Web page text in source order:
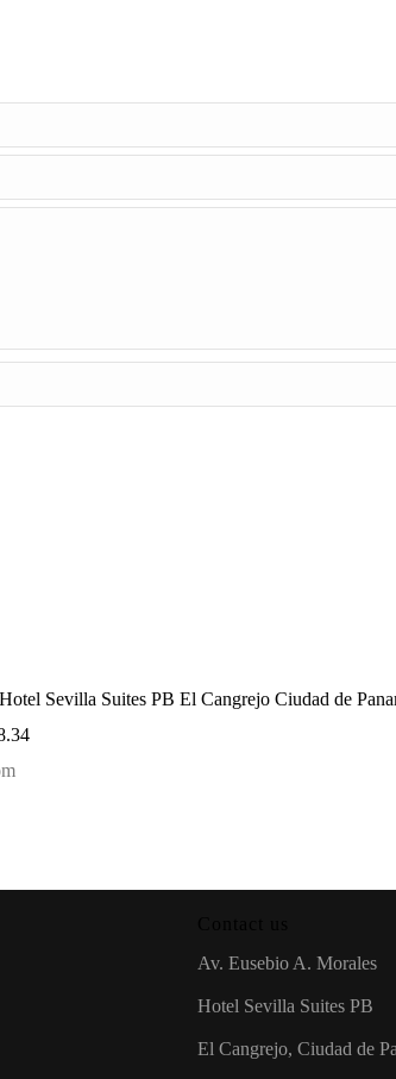
Sevilla Suites PB El Cangrejo Ciudad de
Av. Eusebio A. Morales
Hotel Sevilla Suites PB
El Cangrejo, Ciudad de